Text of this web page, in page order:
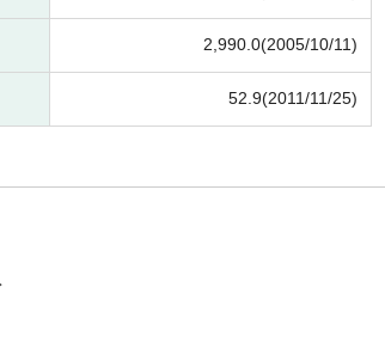
2,990.0(2005/10/11)
52.9(2011/11/25)